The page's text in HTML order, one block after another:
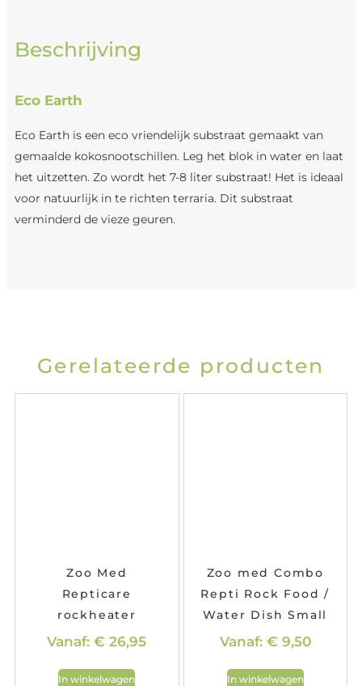
Beschrijving
Eco Earth
Eco Earth is een eco vriendelijk substraat gemaakt van
gemaalde kokosnootschillen. Leg het blok in water en laat
het uitzetten. Zo wordt het 7-8 liter substraat! Het is ideaal
voor natuurlijk in te richten terraria. Dit substraat
verminderd de vieze geuren.
Gerelateerde producten
Zoo Med
Repticare
rockheater
Vanaf:€ 26,95
In winkelwagen
Zoo med Combo
Repti Rock Food /
Water Dish Small
Vanaf: € 9,50
In winkelwagen